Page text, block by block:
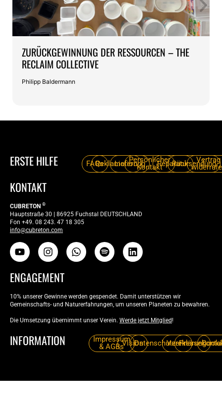
ZURÜCKGEWINNUNG DER RESSOURCEN – THE
RECLAIM COLLECTIVE
Philipp Baldermann
ERSTE HILFE FAQsReklamation
LieferungPersönlicher
KontaktReparaturRücksendung
Vertrag
KONTAKT
CUBRETON ®
Hauptstraße 30 | 86925 Fuchstal DEUTSCHLAND
Fon +49. 08 243. 47 18 305
info@cubreton.com
ENGAGEMENT
10% unserer Gewinne werden gespendet. Damit unterstützen wir
Gemeinschafts- und Naturerfahrungen, um unseren Planeten zu bewahren.
Die Umsetzung übernimmt unser Verein. Werde jetzt Mitglied!
INFORMATION
Impressum
& AGBsVisionDatenschutzerklärung
Verein